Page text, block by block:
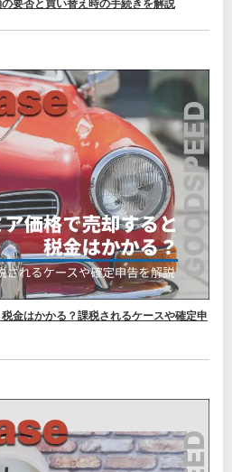
要否と買い替え時の手続きを解説
金はかかる？課税されるケースや確定申